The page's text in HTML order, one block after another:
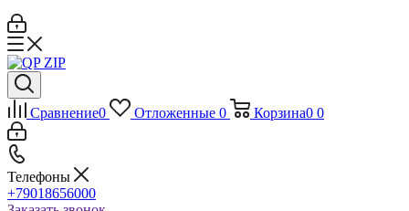
Сравнение0 Отложенные 0 Корзина0 0
Телефоны
+79018656000